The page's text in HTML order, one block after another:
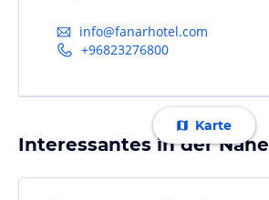
info@fanarhotel.com
+96823276800
Karte
Interessantes in der Nähe